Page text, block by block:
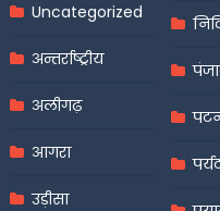
Uncategorized
अन्तर्राष्ट्रीय
अलीगढ़
आगरा
उड़ीसा